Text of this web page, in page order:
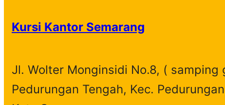
Kursi Kantor Semarang
Jl. Wolter Monginsidi No.8, ( samping
Pedurungan Tengah, Kec.